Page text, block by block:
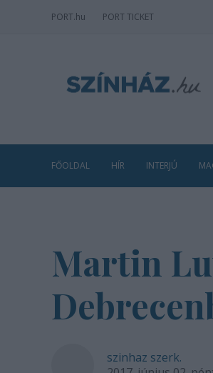
PORT.hu PORT TICKET
FŐOLDAL HÍR INTERJÚ
Martin
szinhaz szerk.